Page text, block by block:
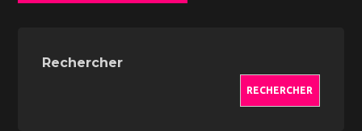
Rechercher
RECHERCHER